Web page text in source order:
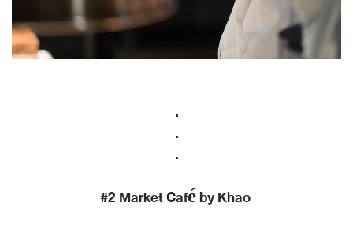
.
.
.
#2 Market Café by Khao